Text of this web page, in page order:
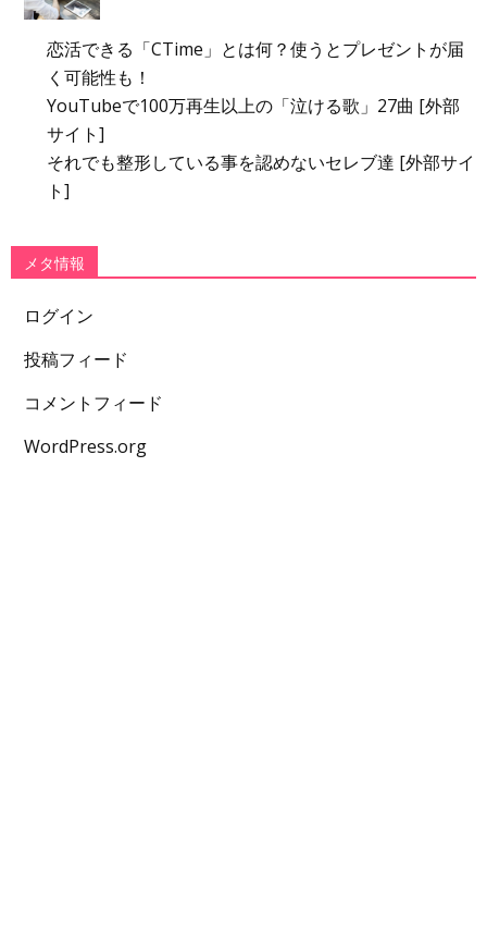
恋活できる「CTime」とは何？使うとプレゼントが届
く可能性も！
YouTubeで100万再生以上の「泣ける歌」27曲 [外部
サイト]
それでも整形している事を認めないセレブ達 [外部サイ
ト]
メタ情報
ログイン
投稿フィード
コメントフィード
WordPress.org